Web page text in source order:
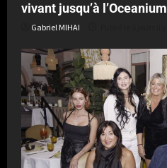
vivant jusqu’à l’Oceanium
Gabriel MIHAI